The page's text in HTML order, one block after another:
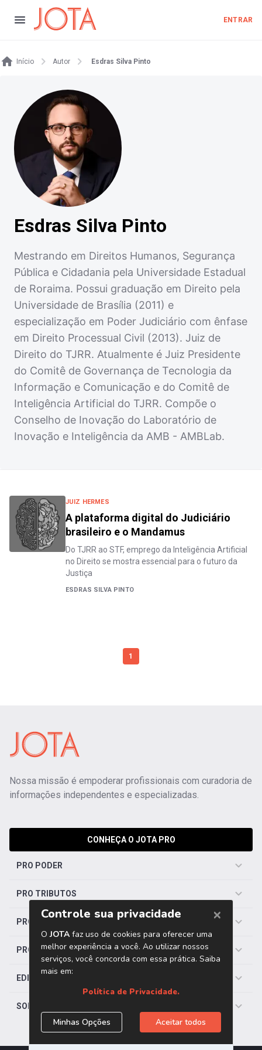
ENTRAR
Início Autor Esdras Silva Pinto
Esdras Silva Pinto
Mestrando em Direitos Humanos, Segurança
Pública e Cidadania pela Universidade Estadual
de Roraima. Possui graduação em Direito pela
Universidade de Brasília (2011) e
especialização em Poder Judiciário com ênfase
em Direito Processual Civil (2013). Juiz de
Direito do TJRR. Atualmente é Juiz Presidente
do Comitê de Governança de Tecnologia da
Informação e Comunicação e do Comitê de
Inteligência Artificial do TJRR. Compõe o
Conselho de Inovação do Laboratório de
Inovação e Inteligência da AMB - AMBLab.
JUIZ HERMES
A plataforma digital do Judiciário
brasileiro e o Mandamus
Do TJRR ao STF, emprego da Inteligência Artificial
no Direito se mostra essencial para o futuro da
Justiça
ESDRAS SILVA PINTO
1
Nossa missão é empoderar profissionais com curadoria de
informações independentes e especializadas.
CONHEÇA O JOTA PRO
PRO PODER
PRO TRIBUTOS
PRO TRABALHISTA
PRO SAÚDE
EDITORIAS
SOBRE O JOTA